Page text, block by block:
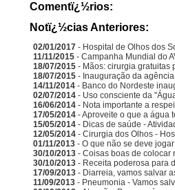
Comentï¿½rios:
Notï¿½cias Anteriores:
02/01/2017 - Hospital de Olhos dos
11/11/2015 - Campanha Mundial do
18/07/2015 - Mãos: cirurgia gratuitas
18/07/2015 - Inauguração da
14/11/2014 - Banco do Nordeste
02/07/2014 - Uso consciente da
16/06/2014 - Nota importante a
17/05/2014 - Aproveite o que a água
15/05/2014 - Dicas de saúde -
12/05/2014 - Cirurgia dos Olhos -
01/11/2013 - O que não se deve
30/10/2013 - Coisas boas de colocar
30/10/2013 - Receita poderosa para
17/09/2013 - Diarreia, vamos salvar
11/09/2013 - Pneumonia - Vamos